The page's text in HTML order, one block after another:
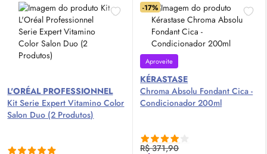
L'ORÉAL PROFESSIONNEL
Kit Serie Expert Vitamino Color
Salon Duo (2 Produtos)
-17%
Aproveite
KÉRASTASE
Chroma Absolu Fondant Cica -
Condicionador 200ml
R$ 371,90